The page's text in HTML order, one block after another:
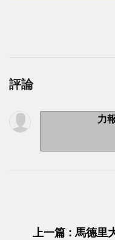
評論
力
上一篇 : 馬德里